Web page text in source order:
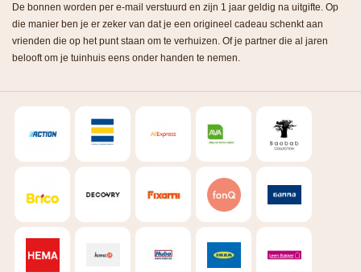
De bonnen worden per e-mail verstuurd en zijn 1 jaar geldig na uitgifte. Op
die manier ben je er zeker van dat je een origineel cadeau schenkt aan
vrienden die op het punt staan om te verhuizen. Of je partner die al jaren
belooft om je tuinhuis eens onder handen te nemen.